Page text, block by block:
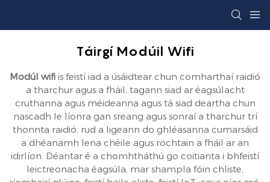
Táirgí Modúil Wifi
Modúl wifi is feistí iad a úsáidtear chun comharthaí raidió
a tharchur agus a fháil, tagann siad ar éagsúlacht
cruthanna agus méideanna agus tá siad deartha chun
nascadh le líonra gan sreang agus sonraí a tharchur trí
thonnta raidió, rud a ligeann do ghléasanna cumarsáid
a dhéanamh lena chéile agus rochtain a fháil ar an
idirlíon. Déantar é a chomhtháthú go coitianta i bhfeistí
leictreonacha éagsúla, mar shampla fóin chliste,